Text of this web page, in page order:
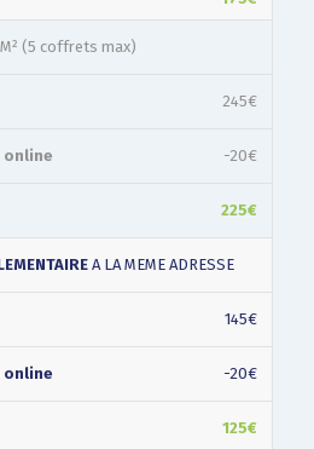
(5 coffrets max)
245€
-20€
225€
A LA MEME ADRESSE
145€
-20€
125€